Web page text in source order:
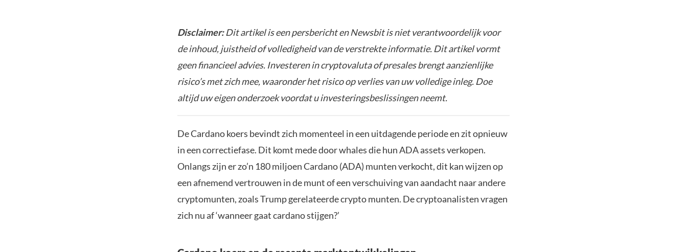
Disclaimer: Dit artikel is een persbericht en Newsbit is niet verantwoordelijk voor
de inhoud, juistheid of volledigheid van de verstrekte informatie. Dit artikel vormt
geen financieel advies. Investeren in cryptovaluta of presales brengt aanzienlijke
risico’s met zich mee, waaronder het risico op verlies van uw volledige inleg. Doe
altijd uw eigen onderzoek voordat u investeringsbeslissingen neemt.
De Cardano koers bevindt zich momenteel in een uitdagende periode en zit opnieuw
in een correctiefase. Dit komt mede door whales die hun ADA assets verkopen.
Onlangs zijn er zo’n 180 miljoen Cardano (ADA) munten verkocht, dit kan wijzen op
een afnemend vertrouwen in de munt of een verschuiving van aandacht naar andere
cryptomunten, zoals Trump gerelateerde crypto munten. De cryptoanalisten vragen
zich nu af ‘wanneer gaat cardano stijgen?’